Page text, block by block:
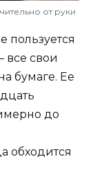
от руки
свои
бумаге. Ее
до
обходится